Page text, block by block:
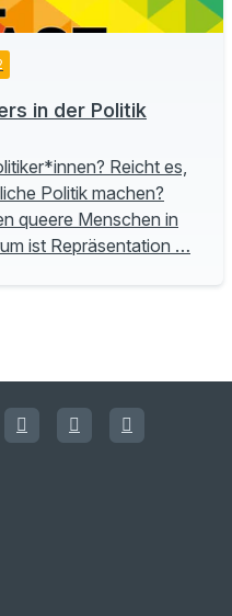
in der Politik
Reicht es,
Politik machen?
queere Menschen in
ist Repräsentation …